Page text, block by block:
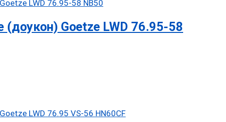
Goetze LWD 76.95-58